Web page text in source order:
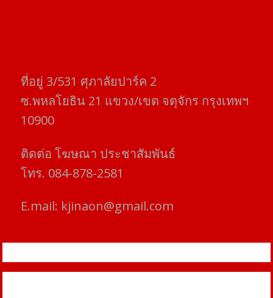
ที่อยู่​ 3/531​ ศุภาลัยปาร์ค​ 2
ซ.พหลโยธิน​ 21​ แขวง/เขต​ จตุจักร​ กรุงเทพฯ
10900
ติดต่อ​ โฆษณา​ ประชาสัมพันธ์
โทร​. 084-878-2581
E.mail: kjinaon@gmail.com